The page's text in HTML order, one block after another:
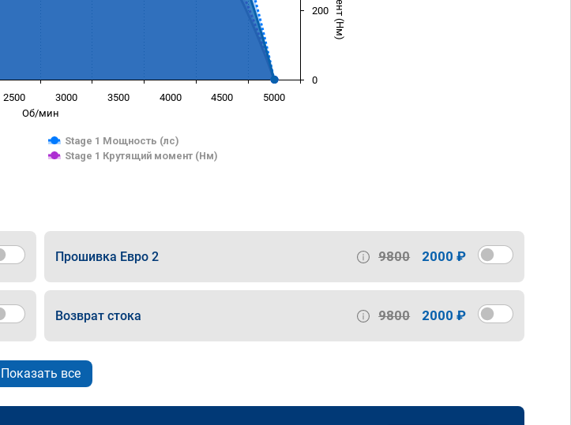
Об/мин
Stage 1 Мощность (лс)
Stage 1 Крутящий момент (Нм)
2500 3000 3500 4000 4500 5000
0
200
Прошивка Евро 2 9800 2000 ₽
Возврат стока 9800 2000 ₽
Показать все